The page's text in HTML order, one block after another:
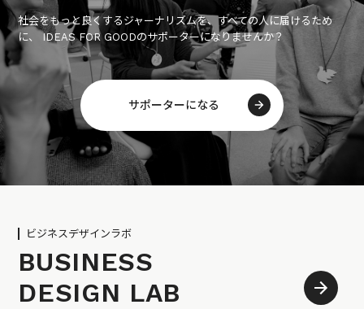
社会をもっと良くするジャーナリズムを、すべての人に届けるため
に、 IDEAS FOR GOODのサポーターになりませんか？
サポーターになる
ビジネスデザインラボ
BUSINESS
DESIGN LAB